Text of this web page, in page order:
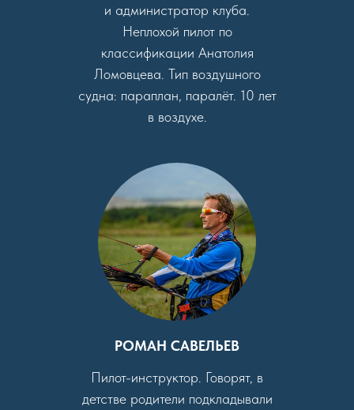
и администратор клуба.
Неплохой пилот по
классификации Анатолия
Ломовцева. Тип воздушного
судна: параплан, паралёт. 10 лет
в воздухе.
РОМАН САВЕЛЬЕВ
Пилот-инструктор. Говорят, в
детстве родители подкладывали